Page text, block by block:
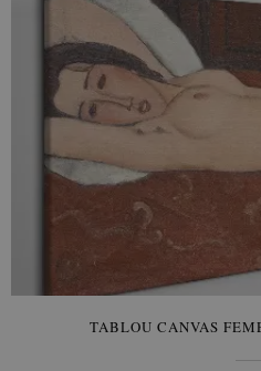
TABLOU CANVAS